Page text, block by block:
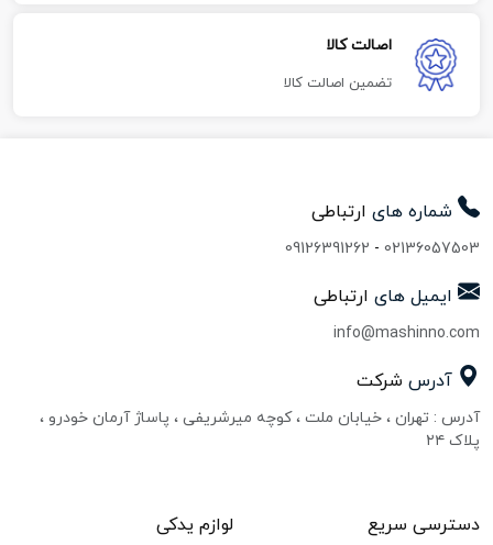
اصالت کالا
تضمین اصالت کالا
شماره های ارتباطی
02136057503
-
09126391262
ایمیل های ارتباطی
info@mashinno.com
آدرس شرکت
آدرس : تهران ، خیابان ملت ، کوچه میرشریفی ، پاساژ آرمان خودرو ،
پلاک ۲۴
دسترسی سریع لوازم یدکی